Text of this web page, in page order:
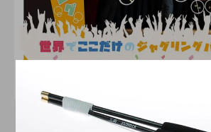
空転軌道「音と空間のジャグリ
月２５日、牛込箪笥ホールにて開